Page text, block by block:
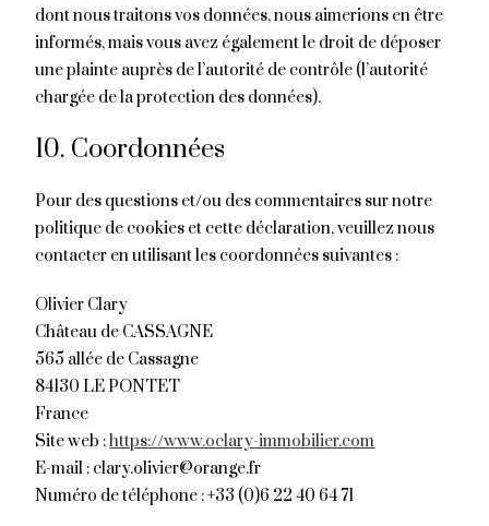
dont nous traitons vos données, nous aimerions en être
informés, mais vous avez également le droit de déposer
une plainte auprès de l’autorité de contrôle (l’autorité
chargée de la protection des données).
10. Coordonnées
Pour des questions et/ou des commentaires sur notre
politique de cookies et cette déclaration, veuillez nous
contacter en utilisant les coordonnées suivantes :
Olivier Clary
Château de CASSAGNE
565 allée de Cassagne
84130 LE PONTET
France
Site web :https://www.oclary-immobilier.com
E-mail : clary.olivier@orange.fr
Numéro de téléphone : +33 (0)6 22 40 64 71